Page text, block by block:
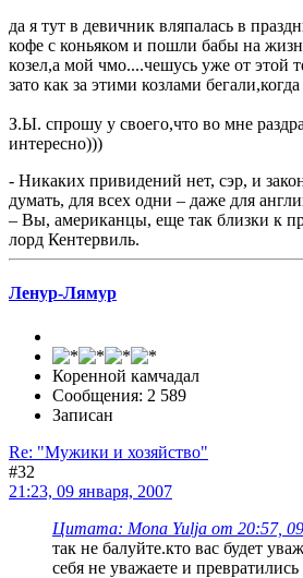
да я тут в девичник вляпалась в
кофе с коньяком и пошли бабы на
козел,а мой чмо....чешусь уже от этой
зато как за этими козлами
З.Ы. спрошу у своего,что во мне
интересно)))
- Никаких привидений нет, сэр, и
думать, для всех одни – даже для
– Вы, американцы, еще так близки к
лорд Кентервиль.
Ленур-Лямур
Коренной камчадал
Сообщения: 2 589
Записан
Re: "Мужики и хозяйство"
#32
21:23, 09 января, 2007
Цитата: Mona Yulja от 20:57, 09
так не балуйте.кто вас будет
себя не уважаете и превратились